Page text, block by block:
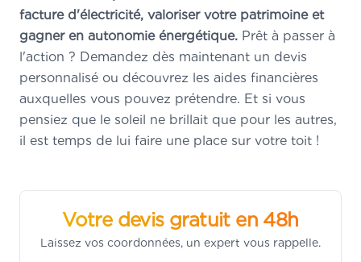
facture d'électricité, valoriser votre patrimoine et
gagner en autonomie énergétique. Prêt à passer à
l'action ? Demandez dès maintenant un devis
personnalisé ou découvrez les aides financières
auxquelles vous pouvez prétendre. Et si vous
pensiez que le soleil ne brillait que pour les autres,
il est temps de lui faire une place sur votre toit !
Votre devis gratuit en 48h
Laissez vos coordonnées, un expert vous rappelle.